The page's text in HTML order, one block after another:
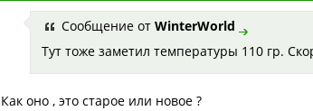
Сообщение от WinterWorld
Тут тоже заметил температуры 110 гр.
Как оно , это старое или новое ?